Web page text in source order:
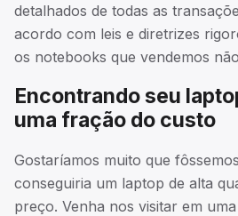
detalhados de todas as
acordo com leis e diretrizes
os notebooks que vendemos
Encontrando seu
uma fração do custo
Gostaríamos muito que
conseguiria um laptop de alta
preço. Venha nos visitar em